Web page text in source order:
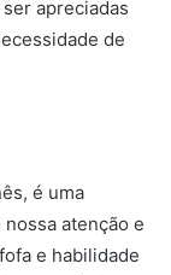
apreciadas
de
é uma
atenção e
e habilidade